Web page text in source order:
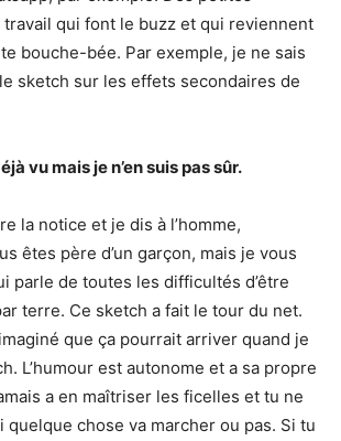
qui font le buzz et qui reviennent
bouche-bée. Par exemple, je ne sais
sketch sur les effets secondaires de
vu mais je n’en suis pas sûr.
la notice et je dis à l’homme,
êtes père d’un garçon, mais je vous
parle de toutes les difficultés d’être
terre. Ce sketch a fait le tour du net.
que ça pourrait arriver quand je
L’humour est autonome et a sa propre
a en maîtriser les ficelles et tu ne
quelque chose va marcher ou pas. Si tu